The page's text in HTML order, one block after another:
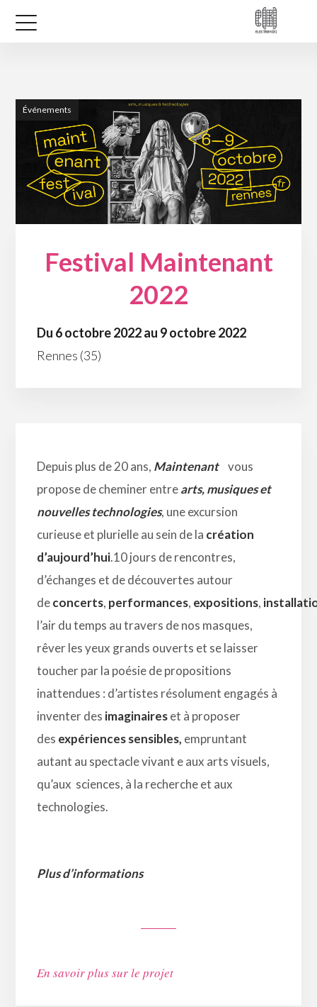
Événements
Festival Maintenant
2022
Du 6 octobre 2022 au 9 octobre 2022
Rennes (35)
Depuis plus de 20 ans, Maintenant vous
propose de cheminer entrearts, musiques et
nouvelles technologies, une excursion
curieuse et plurielle au sein de la création
d’aujourd’hui.10 jours de rencontres,
d’échanges et de découvertes autour
deconcerts, performances, expositions,
l’air du temps au travers de nos masques,
rêver les yeux grands ouverts et se laisser
toucher par la poésie de propositions
inattendues : d’artistes résolument engagés à
inventer des imaginaireset à proposer
des expériences sensibles, empruntant
autant au spectacle vivant e aux arts visuels,
qu’aux sciences, à la recherche et aux
technologies.
Plus d’informations
En savoir plus sur le projet